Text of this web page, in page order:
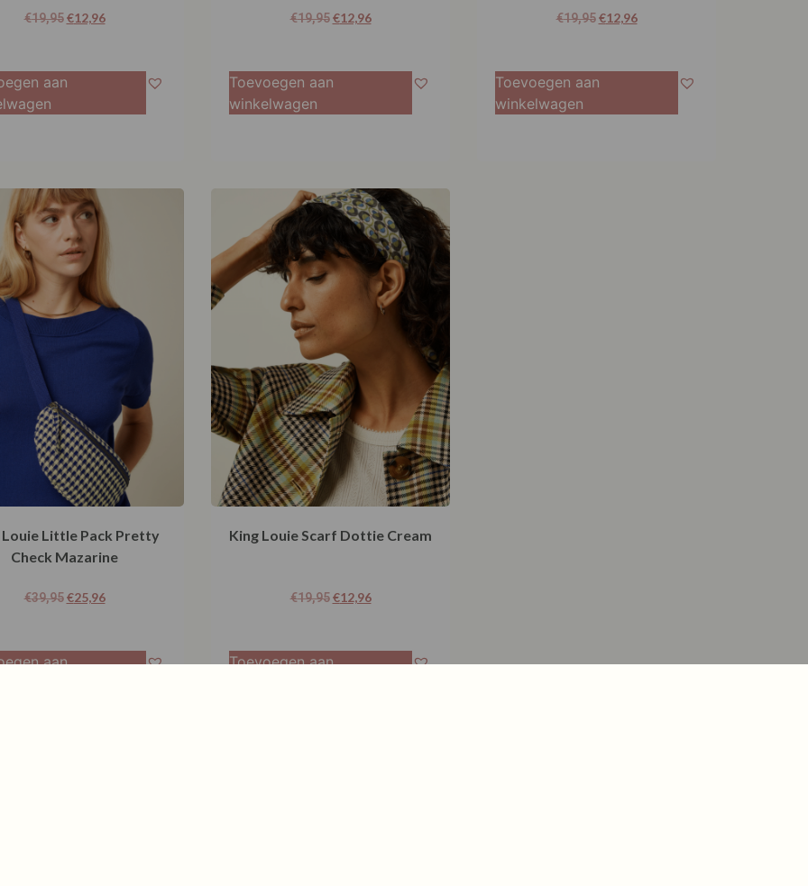
€19,95 €12,96
aan
€19,95 €12,96
Toevoegen aan
winkelwagen
€19,95 €12,96
Toevoegen aan
winkelwagen
Louie Little Pack Pretty
Check Mazarine
€39,95 €25,96
aan
King Louie Scarf Dottie Cream
€19,95 €12,96
Toevoegen aan